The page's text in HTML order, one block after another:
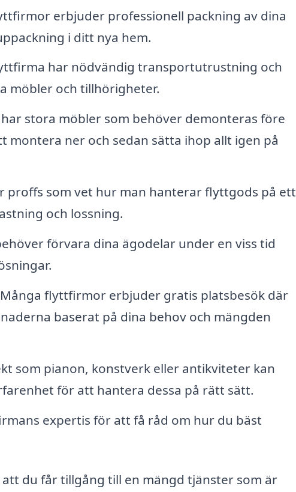
erbjuder professionell packning av dina
i ditt nya hem.
har nödvändig transportutrustning och
möbler och tillhörigheter.
stora möbler som behöver demonteras före
ner och sedan sätta ihop allt igen på
proffs som vet hur man hanterar flyttgods på ett
och lossning.
förvara dina ägodelar under en viss tid
Många flyttfirmor erbjuder gratis platsbesök där
baserat på dina behov och mängden
som pianon, konstverk eller antikviteter kan
för att hantera dessa på rätt sätt.
expertis för att få råd om hur du bäst
du får tillgång till en mängd tjänster som är